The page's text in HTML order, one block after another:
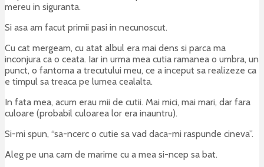
mereu in siguranta.
Si asa am facut primii pasi in necunoscut.
Cu cat mergeam, cu atat albul era mai dens si parca ma
inconjura ca o ceata. Iar in urma mea cutia ramanea o umbra, un
punct, o fantoma a trecutului meu, ce a inceput sa realizeze ca
e timpul sa treaca pe lumea cealalta.
In fata mea, acum erau mii de cutii. Mai mici, mai mari, dar fara
culoare (probabil culoarea lor era inauntru).
Si-mi spun, “sa-ncerc o cutie sa vad daca-mi raspunde cineva”.
Aleg pe una cam de marime cu a mea si-ncep sa bat.